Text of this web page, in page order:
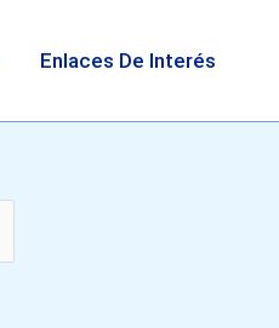
Enlaces De Interés